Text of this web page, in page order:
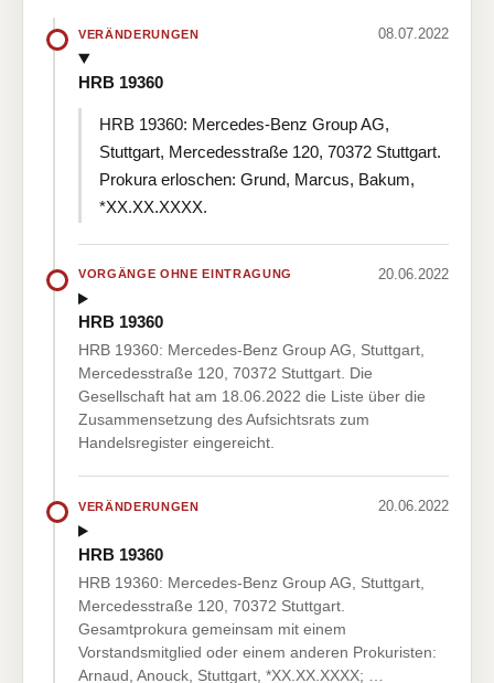
VERÄNDERUNGEN 08.07.2022
HRB 19360
HRB 19360: Mercedes-Benz Group AG,
Stuttgart, Mercedesstraße 120, 70372 Stuttgart.
Prokura erloschen: Grund, Marcus, Bakum,
*XX.XX.XXXX.
VORGÄNGE OHNE EINTRAGUNG 20.06.2022
HRB 19360
HRB 19360: Mercedes-Benz Group AG, Stuttgart,
Mercedesstraße 120, 70372 Stuttgart. Die
Gesellschaft hat am 18.06.2022 die Liste über die
Zusammensetzung des Aufsichtsrats zum
Handelsregister eingereicht.
VERÄNDERUNGEN 20.06.2022
HRB 19360
HRB 19360: Mercedes-Benz Group AG, Stuttgart,
Mercedesstraße 120, 70372 Stuttgart.
Gesamtprokura gemeinsam mit einem
Vorstandsmitglied oder einem anderen Prokuristen:
Arnaud, Anouck, Stuttgart, *XX.XX.XXXX; …